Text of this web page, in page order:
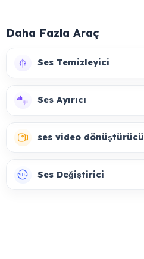
Daha Fazla Araç
Ses Temizleyici
Ses Ayırıcı
ses video dönüştürücü
Ses Değiştirici